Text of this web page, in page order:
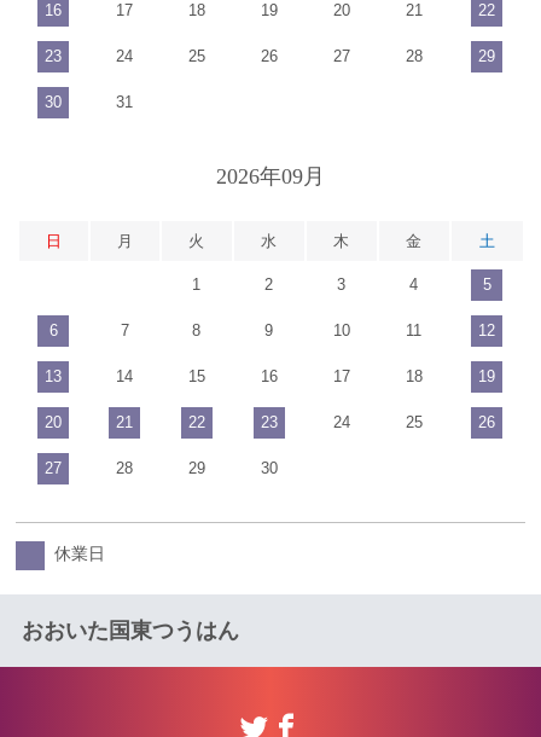
16 17 18 19 20 21 22
23 24 25 26 27 28 29
30 31
2026年09月
日 月 火 水 木 金 土
1 2 3 4 5
6 7 8 9 10 11 12
13 14 15 16 17 18 19
20 21 22 23 24 25 26
27 28 29 30
休業日
おおいた国東つうはん